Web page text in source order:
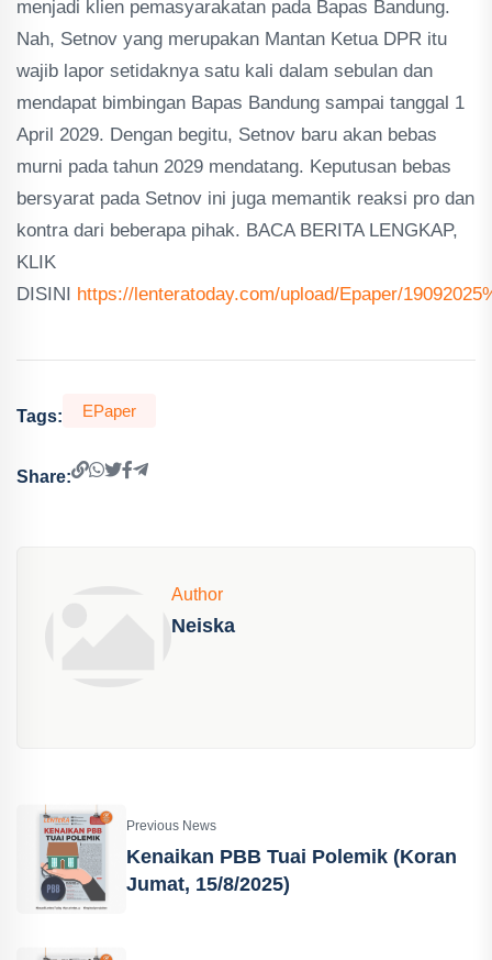
menjadi klien pemasyarakatan pada Bapas Bandung.
Nah, Setnov yang merupakan Mantan Ketua DPR itu
wajib lapor setidaknya satu kali dalam sebulan dan
mendapat bimbingan Bapas Bandung sampai tanggal 1
April 2029. Dengan begitu, Setnov baru akan bebas
murni pada tahun 2029 mendatang. Keputusan bebas
bersyarat pada Setnov ini juga memantik reaksi pro dan
kontra dari beberapa pihak. BACA BERITA LENGKAP,
KLIK
DISINI https://lenteratoday.com/upload/Epaper/
Tags: EPaper
Share:
Author
Neiska
Previous News
Kenaikan PBB Tuai Polemik (Koran
Jumat, 15/8/2025)